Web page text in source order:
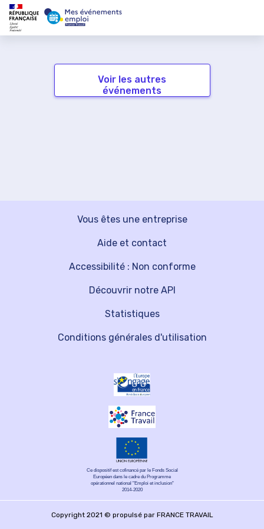
Voir les autres
événements
Vous êtes une entreprise
Découvrir notre API
Aide et contact
Statistiques
Accessibilité : Non conforme
Conditions générales d'utilisation
Ce dispositif est cofinancé par le Fonds Social
Européen dans le cadre du Programme
opérationnel national "Emploi et inclusion"
2014-2020
Copyright 2021 © propulsé par FRANCE TRAVAIL